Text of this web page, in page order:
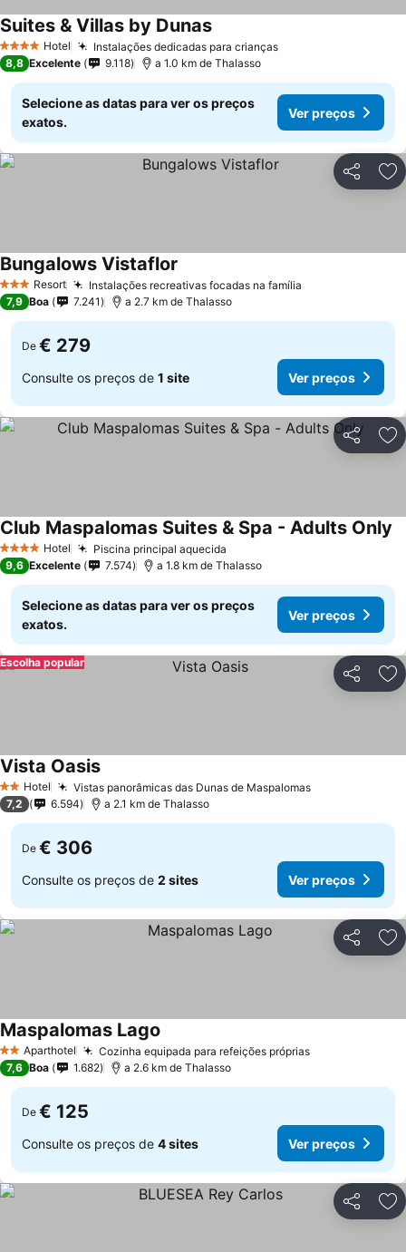
4 EstrelasHotel Instalações dedicadas para crianças
Suites & Villas by Dunas
8,8 Excelente 9.118 a 1.0 km de Thalasso
Selecione as datas para ver os preços
exatos.
Ver preços
Partilhar
3 EstrelasResort Instalações recreativas focadas na família
Bungalows Vistaflor
7,9 Boa 7.241 a 2.7 km de Thalasso
De € 279
Consulte os preços de 1 site Ver preços
Partilhar
4 EstrelasHotel Piscina principal aquecida
Club Maspalomas Suites & Spa - Adults Only
9,6 Excelente 7.574 a 1.8 km de Thalasso
Selecione as datas para ver os preços
exatos.
Ver preços
Partilhar
Escolha popular
2 Estrelas
Hotel Vistas panorâmicas das Dunas de Maspalomas
Vista Oasis
7,2 6.594 a 2.1 km de Thalasso
De € 306
Consulte os preços de 2 sites Ver preços
Partilhar
2 EstrelasAparthotel Cozinha equipada para refeições próprias
Maspalomas Lago
7,6 Boa 1.682 a 2.6 km de Thalasso
De € 125
Consulte os preços de 4 sites Ver preços
Partilhar